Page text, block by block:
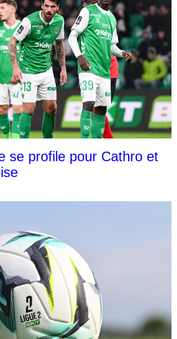
se profile pour Cathro et